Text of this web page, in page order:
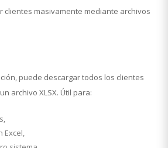
clientes masivamente mediante archivos
puede descargar todos los clientes
archivo XLSX. Útil para:
Excel,